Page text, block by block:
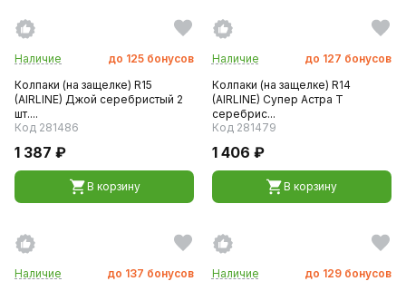
Наличие до 125 бонусов
Колпаки (на защелке) R15
(AIRLINE) Джой серебристый 2
шт....
Код 281486
1 387 ₽
В корзину
Наличие до 127 бонусов
Колпаки (на защелке) R14
(AIRLINE) Супер Астра Т
серебрис...
Код 281479
1 406 ₽
В корзину
Наличие до 137 бонусов
Наличие до 129 бонусов